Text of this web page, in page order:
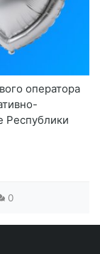
оператора
Республики
0